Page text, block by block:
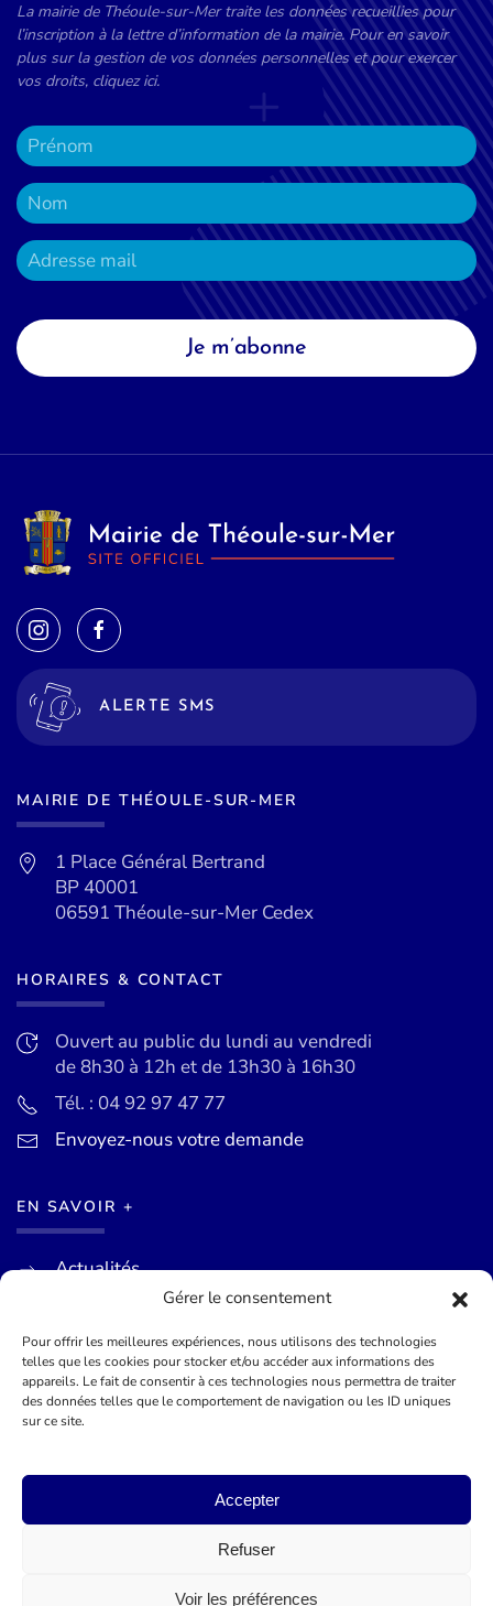
Gérer le consentement
Pour offrir les meilleures expériences, nous utilisons des technologies
telles que les cookies pour stocker et/ou accéder aux informations des
appareils. Le fait de consentir à ces technologies nous permettra de traiter
des données telles que le comportement de navigation ou les ID uniques
sur ce site.
Accepter
Refuser
Voir les préférences
La mairie de Théoule-sur-Mer traite les données recueillies pour
l’inscription à la lettre d’information de la mairie. Pour en savoir
plus sur la gestion de vos données personnelles et pour exercer
vos droits, cliquez ici.
Je m’abonne
ALERTE SMS
MAIRIE DE THÉOULE-SUR-MER
1 Place Général Bertrand
BP 40001
06591 Théoule-sur-Mer Cedex
HORAIRES & CONTACT
Ouvert au public du lundi au vendredi
de 8h30 à 12h et de 13h30 à 16h30
Tél. : 04 92 97 47 77
Envoyez-nous votre demande
EN SAVOIR +
Actualités
Agenda des événements
Mentions légales
Conditions générales
Lueur Externe, Agence de Communication